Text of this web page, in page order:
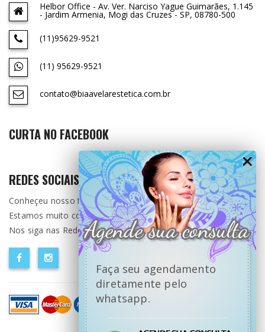
Helbor Office - Av. Ver. Narciso Yague Guimarães, 1.145
- Jardim Armenia, Mogi das Cruzes - SP, 08780-500
(11)95629-9521
(11) 95629-9521
contato@biaavelarestetica.com.br
CURTA NO FACEBOOK
REDES SOCIAIS
Conheçeu nosso trabalho ?
Estamos muito contente por ter você aqui.
Nos siga nas Redes Sociais.
Faça seu agendamento
diretamente pelo
whatsapp.